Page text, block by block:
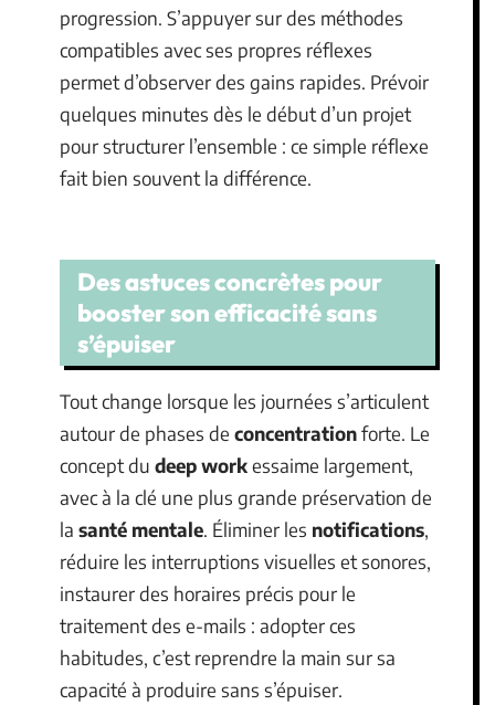
progression. S’appuyer sur des méthodes
compatibles avec ses propres réflexes
permet d’observer des gains rapides. Prévoir
quelques minutes dès le début d’un projet
pour structurer l’ensemble : ce simple réflexe
fait bien souvent la différence.
Des astuces concrètes pour
booster son efficacité sans
s’épuiser
Tout change lorsque les journées s’articulent
autour de phases de concentrationforte. Le
concept du deep workessaime largement,
avec à la clé une plus grande préservation de
la santé mentale. Éliminer les notifications,
réduire les interruptions visuelles et sonores,
instaurer des horaires précis pour le
traitement des e-mails : adopter ces
habitudes, c’est reprendre la main sur sa
capacité à produire sans s’épuiser.